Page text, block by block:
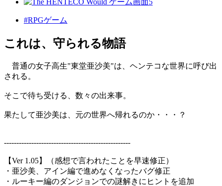
#RPGゲーム
これは、守られる物語
普通の女子高生"東堂亜沙美"は、ヘンテコな世界に呼び出
される。
そこで待ち受ける、数々の出来事。
果たして亜沙美は、元の世界へ帰れるのか・・・？
---------------------------------------------------
【Ver 1.05】（感想で言われたことを早速修正）
・亜沙美、アイン編で進めなくなったバグ修正
・ルーキー編のダンジョンでの謎解きにヒントを追加